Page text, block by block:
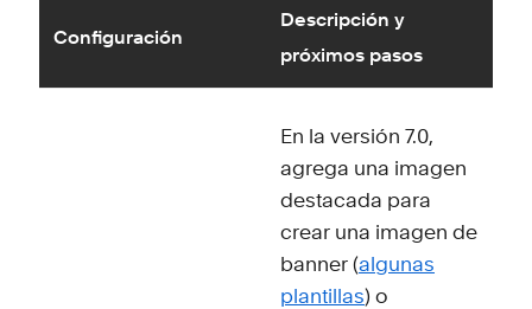
Configuración
Descripción y
próximos pasos
En la versión 7.0,
agrega una imagen
destacada para
crear una imagen de
banner (algunas
plantillas) o